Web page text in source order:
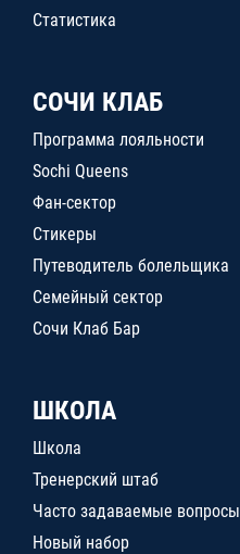
Статистика
СОЧИ КЛАБ
Программа лояльности
Sochi Queens
Фан-сектор
Стикеры
Путеводитель болельщика
Семейный сектор
Сочи Клаб Бар
ШКОЛА
Школа
Тренерский штаб
Часто задаваемые вопросы
Новый набор